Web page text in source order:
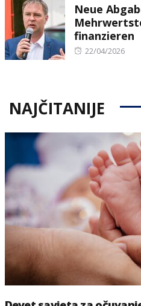
Neue
finanzieren
Posted
22/04/2026
NAJČITANIJE